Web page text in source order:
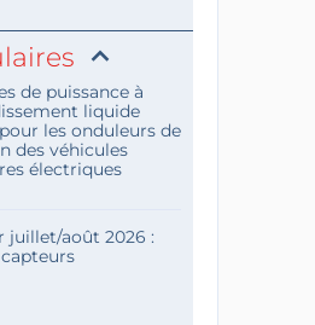
de puissance à
liquide
les onduleurs de
des véhicules
électriques
juillet/août 2026 :